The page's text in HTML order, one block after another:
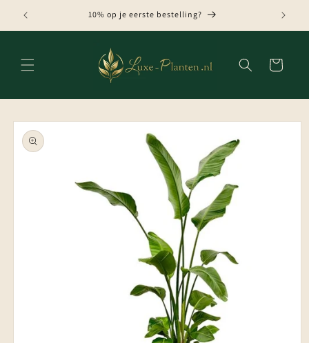
naar de
content
10% op je eerste bestelling?
Winkelwagen
direct naar